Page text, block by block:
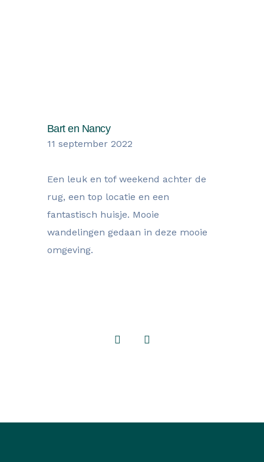
Bart en Nancy
11 september 2022
Een leuk en tof weekend achter de
rug, een top locatie en een
fantastisch huisje. Mooie
wandelingen gedaan in deze mooie
omgeving.